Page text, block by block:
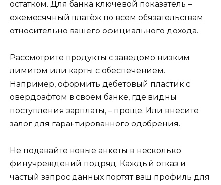
остатком. Для банка ключевой показатель –
ежемесячный платёж по всем обязательствам
относительно вашего официального дохода.
Рассмотрите продукты с заведомо низким
лимитом или карты с обеспечением.
Например, оформить дебетовый пластик с
овердрафтом в своём банке, где видны
поступления зарплаты, – проще. Или внесите
залог для гарантированного одобрения.
Не подавайте новые анкеты в несколько
финучреждений подряд. Каждый отказ и
частый запрос данных портят ваш профиль для